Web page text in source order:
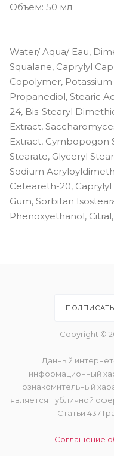
Объем: 50 мл
Water/ Aqua/ Eau,
Squalane, Caprylyl
Copolymer,
Propanediol, Stearic
24, Bis-Stearyl
Extract,
Extract, Cymbopogon
Stearate, Glyceryl
Sodium
Ceteareth-20,
Gum, Sorbitan
Phenoxyethanol,
Copyright ©
Данный
информационный
ознакомительный
является публичной
Статьи 437
Соглашение